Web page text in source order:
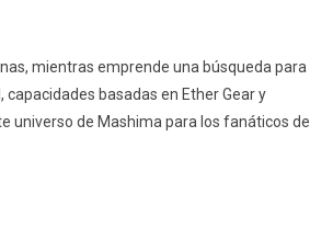
mientras emprende una búsqueda para
basadas en Ether Gear y
universo de Mashima para los fanáticos de